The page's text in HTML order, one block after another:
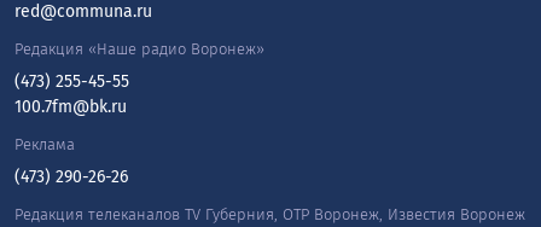
red@communa.ru
Редакция «Наше радио Воронеж»
(473) 255-45-55
100.7fm@bk.ru
Реклама
(473) 290-26-26
Редакция телеканалов TV Губерния, ОТР Воронеж, Известия Воронеж